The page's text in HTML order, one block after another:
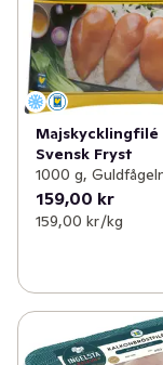
Majskycklingfilé
Svensk Fryst
1000 g,
159,00 kr
159,00 kr /kg